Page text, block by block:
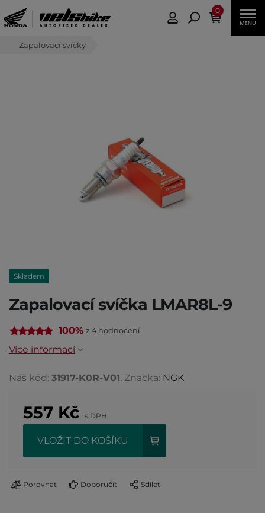
0
Zapalovací svíčky
Skladem
Zapalovací svíčka LMAR8L-9
100% z 4 hodnocení
Více informací
Náš kód: 31917-K0R-V01, Značka: NGK
557 Kč s DPH
VLOŽIT DO KOŠÍKU
Porovnat Doporučit Sdílet